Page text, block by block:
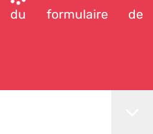
du formulaire de